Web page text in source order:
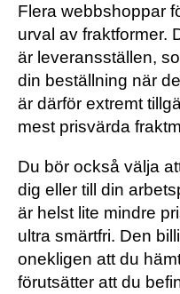
Flera webbshoppar
urval av fraktformer.
är leveransställen,
din beställning när
är därför extremt
mest prisvärda
Du bör också välja
dig eller till din
är helst lite mindre
ultra smärtfri. Den
onekligen att du
förutsätter att du